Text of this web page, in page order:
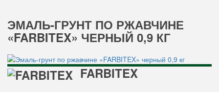
ЭМАЛЬ-ГРУНТ ПО РЖАВЧИНЕ
«FARBITEX» ЧЕРНЫЙ 0,9 КГ
FARBITEX